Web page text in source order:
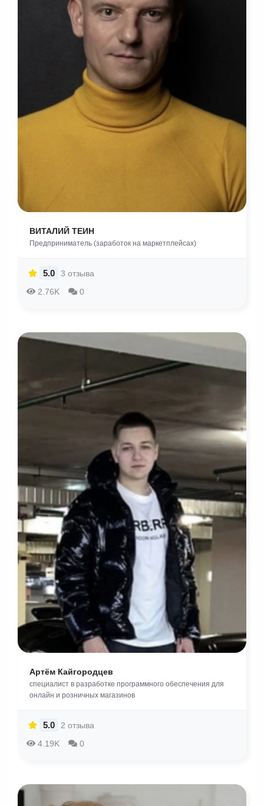
ВИТАЛИЙ ТЕИН
Предприниматель (заработок на маркетплейсах)
2.76K 0
5.0 3 отзыва
Артём Кайгородцев
специалист в разработке программного обеспечения для
онлайн и розничных магазинов
4.19K 0
5.0 2 отзыва